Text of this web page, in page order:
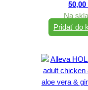
50,00
Na
Pridať do